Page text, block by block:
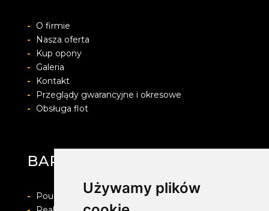
Używamy plików
-
O firmie
-
Nasza oferta
-
Kup opony
-
Galeria
-
Kontakt
-
Przeglądy gwarancyjne i okresowe
-
Obsługa flot
BARWACZ GROUP
-
Pouczenie o prawie do odstapienia od umowy